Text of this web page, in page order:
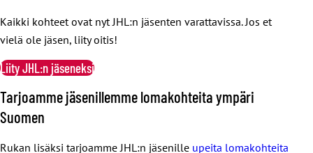
Kaikki kohteet ovat nyt JHL:n jäsenten varattavissa. Jos et
vielä ole jäsen, liity oitis!
Liity JHL:n jäseneksi
Tarjoamme jäsenillemme lomakohteita ympäri
Suomen
Rukan lisäksi tarjoamme JHL:n jäsenille upeita lomakohteita